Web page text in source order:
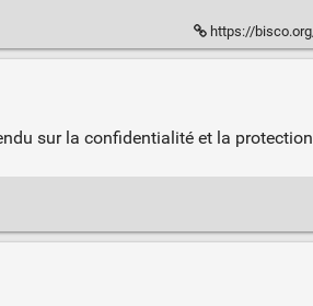
https://
sur la confidentialité et la